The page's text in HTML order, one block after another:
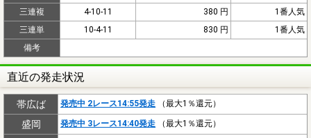
三連複
4-10-11 380 円
1番人気
三連単
10-4-11 830 円
1番人気
備考
直近の発走状況
帯広ば 発売中 2レース14:55発走 （最大1％還元）
盛岡 発売中 3レース14:40発走 （最大1％還元）